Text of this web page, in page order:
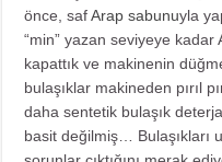
önce, safArap sabunuyla
“min” yazan seviyeye
kapattık ve makinenin
bulaşıklar makineden pırıl
daha sentetik bulaşık
basit değilmiş… Bulaşıkları